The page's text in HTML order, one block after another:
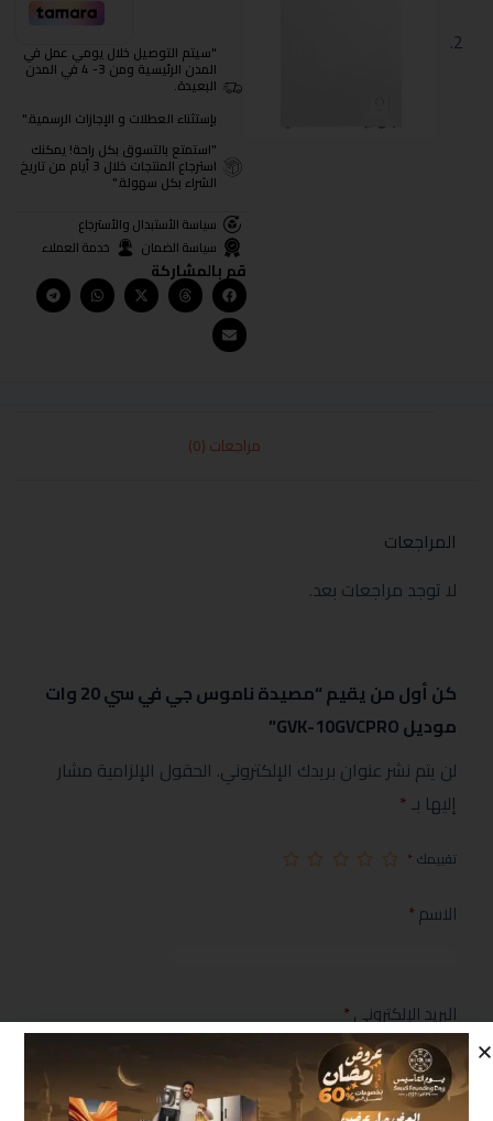
"سيتم التوصيل خلال يومي عمل في
المدن الرئيسية ومن 3- 4 في المدن
البعيدة.
بإستثناء العطلات و الإجازات الرسمية."
"استمتع بالتسوق بكل راحة! يمكنك
استرجاع المنتجات خلال 3 أيام من تاريخ
الشراء بكل سهولة."
سياسة الأستبدال والأسترجاع
سياسة الضمان
خدمة العملاء
قم بالمشاركة
مراجعات (0)
المراجعات
لا توجد مراجعات بعد.
كن أول من يقيم “مصيدة ناموس جي في سي 20 وات
موديل GVK-10GVCPRO”
لن يتم نشر عنوان بريدك الإلكتروني. الحقول الإلزامية مشار
إليها بـ*
تقييمك *
الاسم*
البريد الإلكتروني*
مراجعتك*